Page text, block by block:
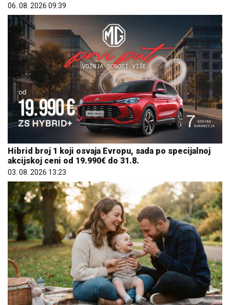
06. 08. 2026 09:39
Hibrid broj 1 koji osvaja Evropu, sada po specijalnoj
akcijskoj ceni od 19.990€ do 31.8.
03. 08. 2026 13:23